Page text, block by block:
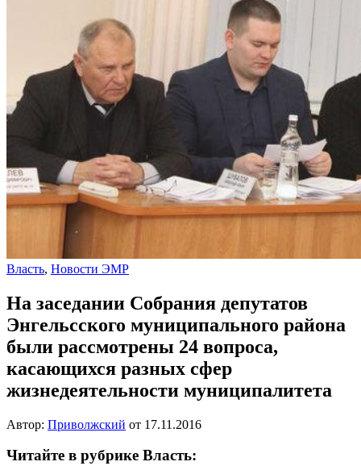
Власть, Новости ЭМР
На заседании Собрания депутатов
Энгельсского муниципального района
были рассмотрены 24 вопроса,
касающихся разных сфер
жизнедеятельности муниципалитета
Автор: Приволжский от 17.11.2016
Читайте в рубрике Власть: